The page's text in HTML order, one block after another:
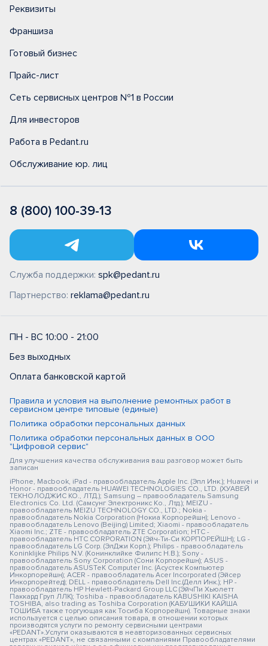
Реквизиты
Франшиза
Готовый бизнес
Прайс-лист
Сеть сервисных центров №1 в России
Для инвесторов
Работа в Pedant.ru
Обслуживание юр. лиц
8 (800) 100-39-13
Служба поддержки: spk@pedant.ru
Партнерство: reklama@pedant.ru
ПН - ВС 10:00 - 21:00
Без выходных
Оплата банковской картой
Правила и условия на выполнение ремонтных работ в
сервисном центре типовые (единые)
Политика обработки персональных данных
Политика обработки персональных данных в ООО
"Цифровой сервис"
Для улучшения качества обслуживания ваш разговор может быть
записан
iPhone, Macbook, iPad - правообладатель Apple Inc. (Эпл Инк.); Huawei и
Honor - правообладатель HUAWEI TECHNOLOGIES CO., LTD. (ХУАВЕЙ
ТЕКНОЛОДЖИС КО., ЛТД.); Samsung – правообладатель Samsung
Electronics Co. Ltd. (Самсунг Электроникс Ко., Лтд.); MEIZU -
правообладатель MEIZU TECHNOLOGY CO., LTD.; Nokia -
правообладатель Nokia Corporation (Нокиа Корпорейшн); Lenovo -
правообладатель Lenovo (Beijing) Limited; Xiaomi - правообладатель
Xiaomi Inc.; ZTE - правообладатель ZTE Corporation; HTC -
правообладатель HTC CORPORATION (Эйч-Ти-Си КОРПОРЕЙШН); LG -
правообладатель LG Corp. (ЭлДжи Корп.); Philips - правообладатель
Koninklijke Philips N.V. (Конинклийке Филипс Н.В.); Sony -
правообладатель Sony Corporation (Сони Корпорейшн); ASUS -
правообладатель ASUSTeK Computer Inc. (Асустек Компьютер
Инкорпорейшн); ACER - правообладатель Acer Incorporated (Эйсер
Инкорпорейтед); DELL - правообладатель Dell Inc.(Делл Инк.); HP -
правообладатель HP Hewlett-Packard Group LLC (ЭйчПи Хьюлетт
Паккард Груп ЛЛК); Toshiba - правообладатель KABUSHIKI KAISHA
TOSHIBA, also trading as Toshiba Corporation (КАБУШИКИ КАЙША
ТОШИБА также торгующая как Тосиба Корпорейшн). Товарные знаки
используется с целью описания товара, в отношении которых
производятся услуги по ремонту сервисными центрами
«PEDANT».Услуги оказываются в неавторизованных сервисных
центрах «PEDANT», не связанными с компаниями Правообладателями